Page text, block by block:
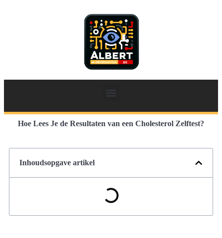
Hoe Lees Je de Resultaten van een Cholesterol Zelftest?
Inhoudsopgave artikel